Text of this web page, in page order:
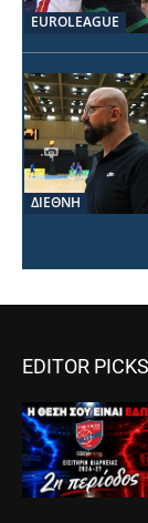
EUROLEAGUE
ΔΙΕΘΝΗ
EDITOR PICKS